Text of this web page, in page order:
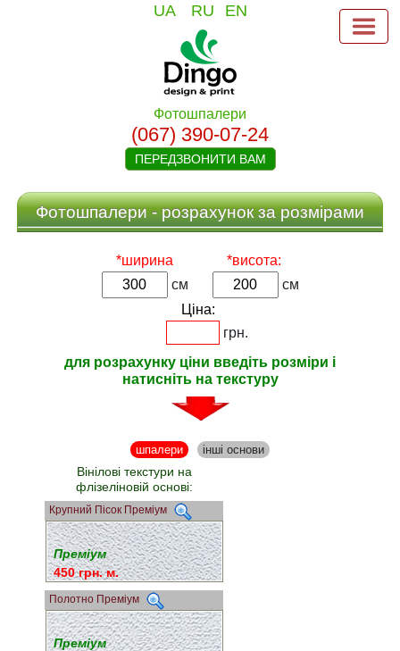
UA RU EN
Фотошпалери
(067) 390-07-24
ПЕРЕДЗВОНИТИ ВАМ
Фотошпалери - розрахунок за розмірами
*ширина
см
*висота:
см
Ціна:
грн.
для розрахунку ціни введіть розміри і
натисніть на текстуру
шпалери інші основи
Вінілові текстури на
флізеліновій основі:
Крупний Пісок Преміум
Преміум
450 грн. м.
Полотно Преміум
Преміум